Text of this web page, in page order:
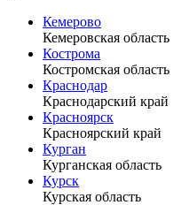
Кемерово
Кемеровская область
Кострома
Костромская область
Краснодар
Краснодарский край
Красноярск
Красноярский край
Курган
Курганская область
Курск
Курская область